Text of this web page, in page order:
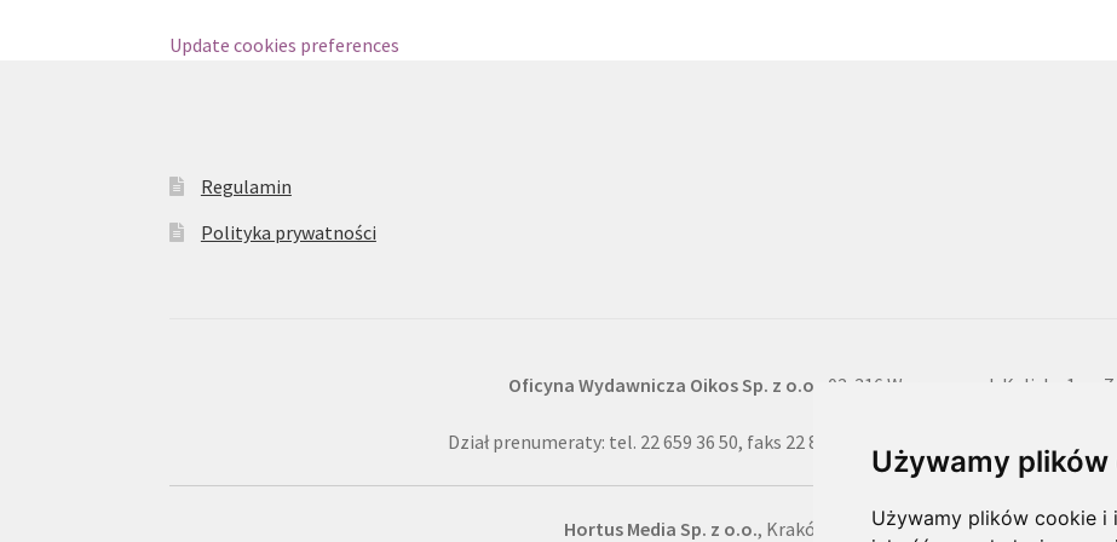
Używamy
Używamy plików cookie i
Update cookies preferences
Regulamin
Polityka prywatności
Oficyna Wydawnicza Oikos Sp. z o.o. , 02-316 Warszawa, ul. Kaliska 1 m. 7,
Dział prenumeraty: tel. 22 659 36 50, faks 22 822 66 49, e-mail:
Hortus Media Sp. z o.o., Kraków, ul. B. Czerwieńskiego 3a/17,